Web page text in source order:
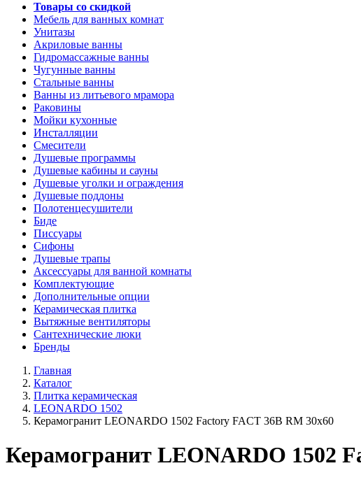
Товары со скидкой
Мебель для ванных комнат
Унитазы
Акриловые ванны
Гидромассажные ванны
Чугунные ванны
Стальные ванны
Ванны из литьевого мрамора
Раковины
Мойки кухонные
Инсталляции
Смесители
Душевые программы
Душевые кабины и сауны
Душевые уголки и ограждения
Душевые поддоны
Полотенцесушители
Биде
Писсуары
Сифоны
Душевые трапы
Аксессуары для ванной комнаты
Комплектующие
Дополнительные опции
Керамическая плитка
Вытяжные вентиляторы
Сантехнические люки
Бренды
Главная
Каталог
Плитка керамическая
LEONARDO 1502
Керамогранит LEONARDO 1502 Factory FACT 36B RM 30x60
Керамогранит LEONARDO 1502